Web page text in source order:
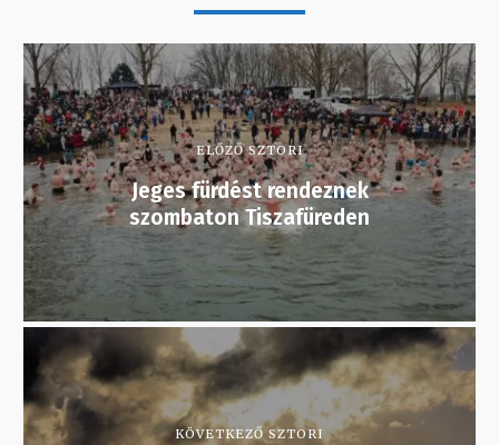
ELŐZŐ SZTORI
Jeges fürdést rendeznek
szombaton Tiszafüreden
KÖVETKEZŐ SZTORI